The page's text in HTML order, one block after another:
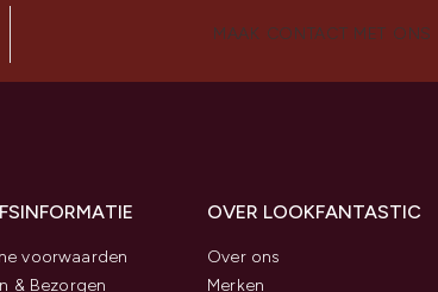
MAAK CONTACT MET ONS
voorwaarden
& Bezorgen
OVER LOOKFANTASTIC
Over ons
Merken